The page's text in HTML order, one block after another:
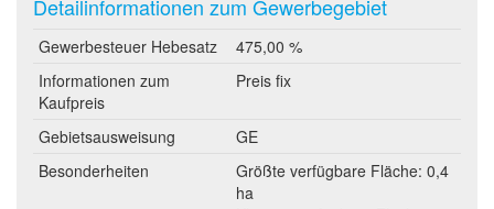
Detailinformationen zum Gewerbegebiet
Gewerbesteuer Hebesatz
475,00 %
Informationen zum
Kaufpreis
Preis fix
Gebietsausweisung
GE
Besonderheiten
Größte verfügbare Fläche: 0,4
ha